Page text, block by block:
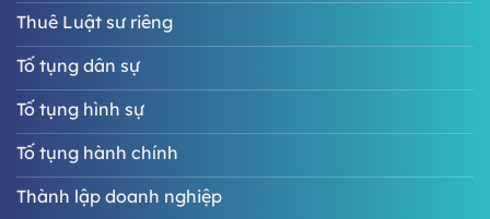
Thuê Luật sư riêng
Tố tụng dân sự
Tố tụng hình sự
Tố tụng hành chính
Thành lập doanh nghiệp